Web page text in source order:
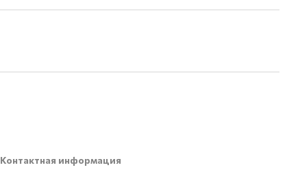
Контактная информация